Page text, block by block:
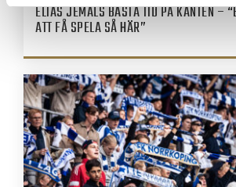
ELIAS JEMALS BÄSTA TID PÅ KANTEN –
ATT FÅ SPELA SÅ HÄR”